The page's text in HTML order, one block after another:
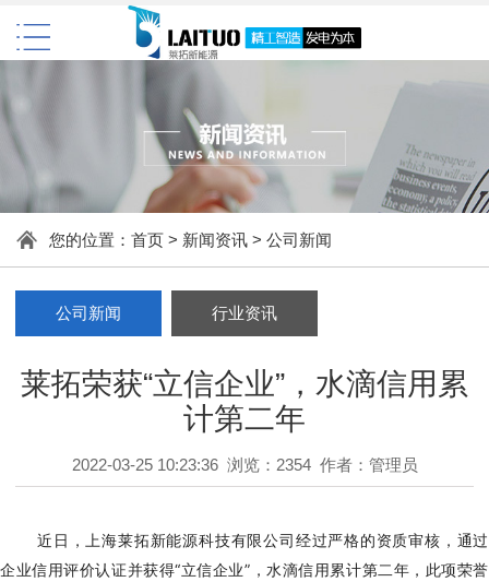
您的位置： 首页> 新闻资讯> 公司新闻
公司新闻 行业资讯
莱拓荣获“立信企业”，水滴信用累
计第二年
2022-03-25 10:23:36 浏览：2354 作者：管理员
近日，上海莱拓新能源科技有限公司经过严格的资质审核，通过
企业信用评价认证并获得“立信企业”，水滴信用累计第二年，此项荣誉